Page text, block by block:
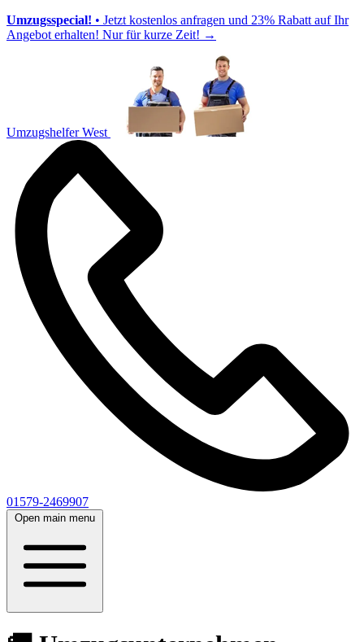
Umzugsspecial! • Jetzt kostenlos anfragen und 23% Rabatt auf Ihr
Angebot erhalten! Nur für kurze Zeit! →
Umzugshelfer West
01579-2469907
Open main menu